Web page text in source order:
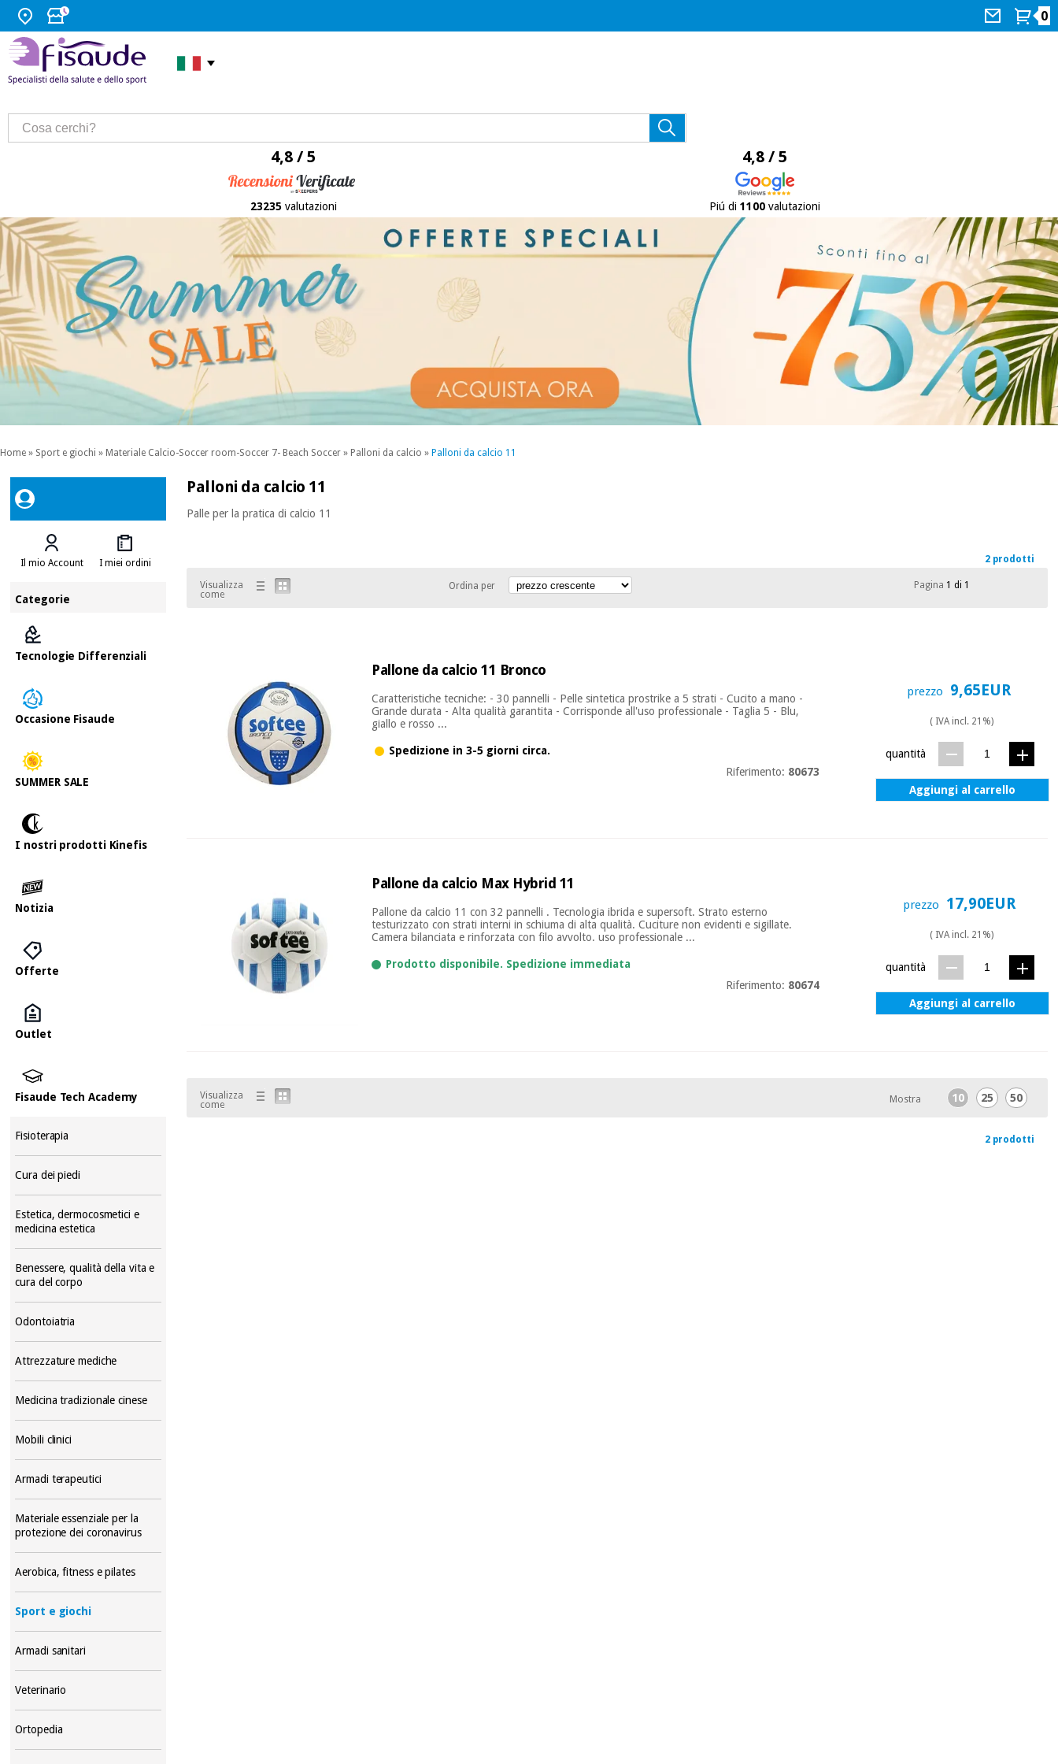
0
4,8 / 5
23235 valutazioni
4,8 / 5
Piú di 1100valutazioni
Home » Sport e giochi » Materiale Calcio-Soccer room-Soccer 7- Beach Soccer » Palloni da calcio » Palloni da calcio 11
Il mio Account I miei ordini
Categorie
Tecnologie Differenziali
Occasione Fisaude
SUMMER SALE
I nostri prodotti Kinefis
Notizia
Offerte
Outlet
Fisaude Tech Academy
Fisioterapia
Cura dei piedi
Estetica, dermocosmetici e
medicina estetica
Benessere, qualità della vita e
cura del corpo
Odontoiatria
Attrezzature mediche
Medicina tradizionale cinese
Mobili clinici
Armadi terapeutici
Materiale essenziale per la
protezione dei coronavirus
Aerobica, fitness e pilates
Sport e giochi
Armadi sanitari
Veterinario
Ortopedia
Palloni da calcio 11
Palle per la pratica di calcio 11
2 prodotti
Visualizza
come
Ordina per Pagina 1 di 1
Pallone da calcio 11 Bronco
Caratteristiche tecniche: - 30 pannelli - Pelle sintetica prostrike a 5 strati - Cucito a mano -
Grande durata - Alta qualità garantita - Corrisponde all'uso professionale - Taglia 5 - Blu,
giallo e rosso ...
Spedizione in 3-5 giorni circa.
Riferimento: 80673
prezzo 9,65EUR
( IVA incl. 21%)
quantità
Aggiungi al carrello
Pallone da calcio Max Hybrid 11
Pallone da calcio 11 con 32 pannelli . Tecnologia ibrida e supersoft. Strato esterno
testurizzato con strati interni in schiuma di alta qualità. Cuciture non evidenti e sigillate.
Camera bilanciata e rinforzata con filo avvolto. uso professionale ...
Prodotto disponibile. Spedizione immediata
Riferimento: 80674
prezzo 17,90EUR
( IVA incl. 21%)
quantità
Aggiungi al carrello
Visualizza
come
Mostra 10 25 50
2 prodotti